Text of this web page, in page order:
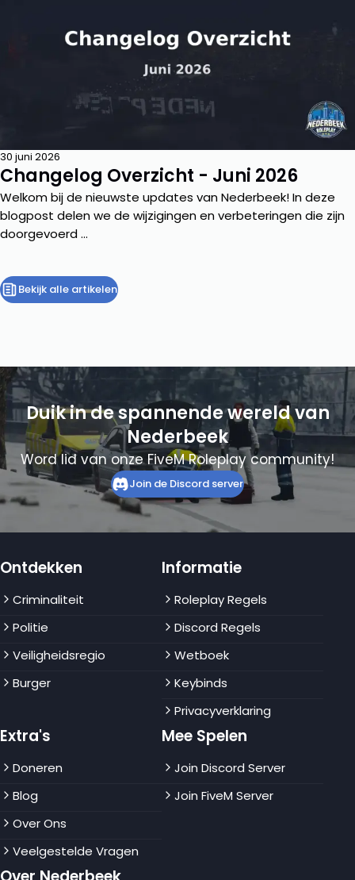
30 juni 2026
Changelog Overzicht - Juni 2026
Welkom bij de nieuwste updates van Nederbeek! In deze
blogpost delen we de wijzigingen en verbeteringen die zijn
doorgevoerd ...
Bekijk alle artikelen
Duik in de spannende wereld van
Nederbeek
Word lid van onze FiveM Roleplay community!
Join de Discord server
Ontdekken
Criminaliteit
Politie
Veiligheidsregio
Burger
Informatie
Roleplay Regels
Discord Regels
Wetboek
Keybinds
Privacyverklaring
Extra's
Doneren
Blog
Over Ons
Veelgestelde Vragen
Mee Spelen
Join Discord Server
Join FiveM Server